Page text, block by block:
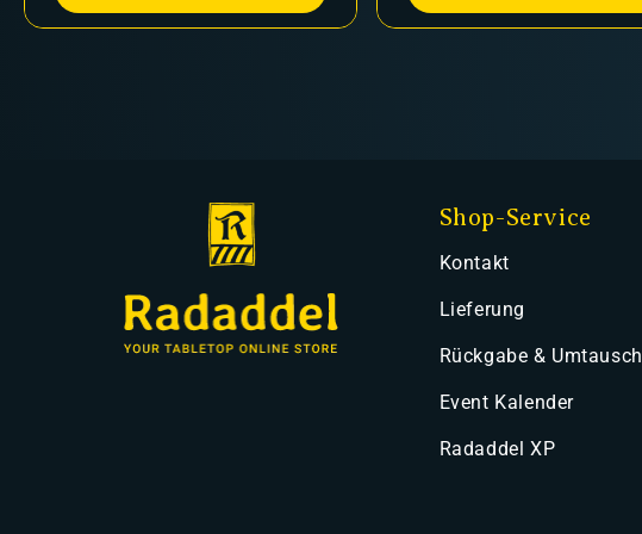
Shop-Service
Kontakt
Lieferung
Rückgabe & Umtausch
Event Kalender
Radaddel XP